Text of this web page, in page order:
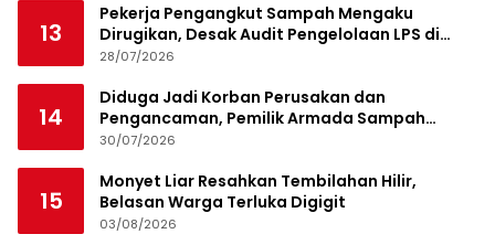
13
Pekerja Pengangkut Sampah Mengaku
Dirugikan, Desak Audit Pengelolaan LPS di
Pekanbaru
28/07/2026
14
Diduga Jadi Korban Perusakan dan
Pengancaman, Pemilik Armada Sampah
Siapkan Laporan Polisi
30/07/2026
15
Monyet Liar Resahkan Tembilahan Hilir,
Belasan Warga Terluka Digigit
03/08/2026